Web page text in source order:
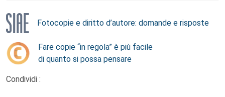
Fotocopie e diritto d’autore: domande e risposte
Fare copie “in regola” è più facile
di quanto si possa pensare
Condividi :